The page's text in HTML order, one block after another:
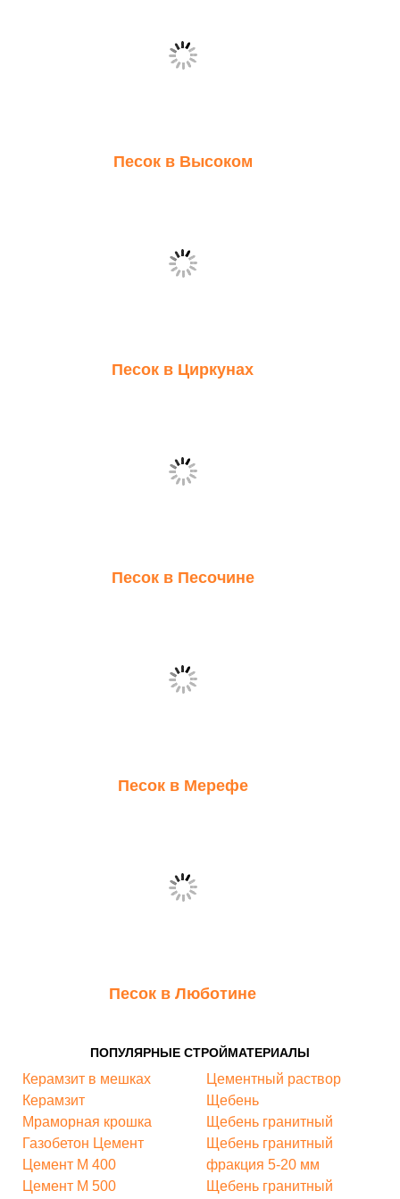
Песок в Высоком
Песок в Циркунах
Песок в Песочине
Песок в Мерефе
Песок в Люботине
ПОПУЛЯРНЫЕ СТРОЙМАТЕРИАЛЫ
Керамзит в мешках
Керамзит
Мраморная крошка
Газобетон Цемент
Цемент М 400
Цемент М 500
Цементный раствор
Щебень
Щебень гранитный
Щебень гранитный
фракция 5-20 мм
Щебень гранитный